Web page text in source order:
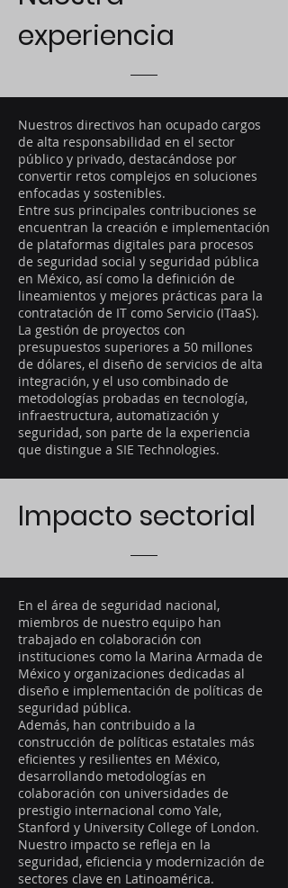
experiencia
Nuestros directivos han ocupado cargos
de alta responsabilidad en el sector
público y privado, destacándose por
convertir retos complejos en soluciones
enfocadas y sostenibles.
Entre sus principales contribuciones se
encuentran la creación e implementación
de plataformas digitales para procesos
de seguridad social y seguridad pública
en México, así como la definición de
lineamientos y mejores prácticas para la
contratación de IT como Servicio (ITaaS).
La gestión de proyectos con
presupuestos superiores a 50 millones
de dólares, el diseño de servicios de alta
integración, y el uso combinado de
metodologías probadas en tecnología,
infraestructura, automatización y
seguridad, son parte de la experiencia
que distingue a SIE Technologies.
Impacto sectorial
En el área de seguridad nacional,
miembros de nuestro equipo han
trabajado en colaboración con
instituciones como la Marina Armada de
México y organizaciones dedicadas al
diseño e implementación de políticas de
seguridad pública.
Además, han contribuido a la
construcción de políticas estatales más
eficientes y resilientes en México,
desarrollando metodologías en
colaboración con universidades de
prestigio internacional como Yale,
Stanford y University College of London.
Nuestro impacto se refleja en la
seguridad, eficiencia y modernización de
sectores clave en Latinoamérica.